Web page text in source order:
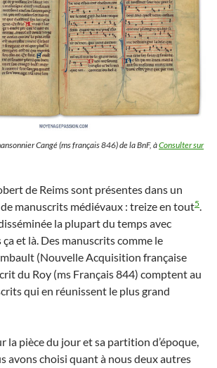
Cangé (ms français 846) de la BnF, àConsulter sur
de Reims sont présentes dans un
manuscrits médiévaux : treize en tout5.
la plupart du temps avec
et là. Des manuscrits comme le
(Nouvelle Acquisition française
du Roy (ms Français 844) comptent au
qui en réunissent le plus grand
la pièce du jour et sa partition d’époque,
avons choisi quant à nous deux autres